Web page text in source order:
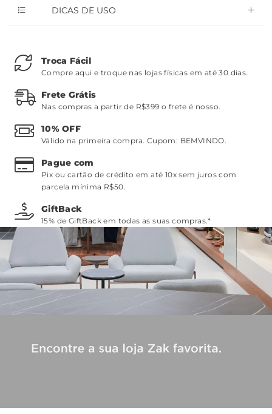
DICAS DE USO
Troca Fácil
Compre aqui e troque nas lojas físicas em até 30 dias.
Frete Grátis
Nas compras a partir de R$399 o frete é nosso.
10% OFF
Válido na primeira compra. Cupom: BEMVINDO.
Pague com
Pix ou cartão de crédito em até 10x sem juros com
parcela mínima R$50.
GiftBack
15% de GiftBack em todas as suas compras.*